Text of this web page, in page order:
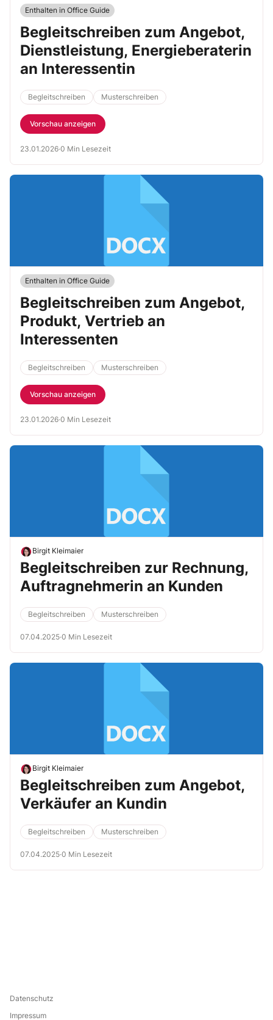
Enthalten in Office Guide
Begleitschreiben zum Angebot,
Dienstleistung, Energieberaterin
an Interessentin
Begleitschreiben Musterschreiben
Vorschau anzeigen
23.01.2026·0 Min Lesezeit
Enthalten in Office Guide
Begleitschreiben zum Angebot,
Produkt, Vertrieb an
Interessenten
Begleitschreiben Musterschreiben
Vorschau anzeigen
23.01.2026·0 Min Lesezeit
Birgit Kleimaier
Begleitschreiben zur Rechnung,
Auftragnehmerin an Kunden
Begleitschreiben Musterschreiben
07.04.2025·0 Min Lesezeit
Birgit Kleimaier
Begleitschreiben zum Angebot,
Verkäufer an Kundin
Begleitschreiben Musterschreiben
07.04.2025·0 Min Lesezeit
Datenschutz
Impressum